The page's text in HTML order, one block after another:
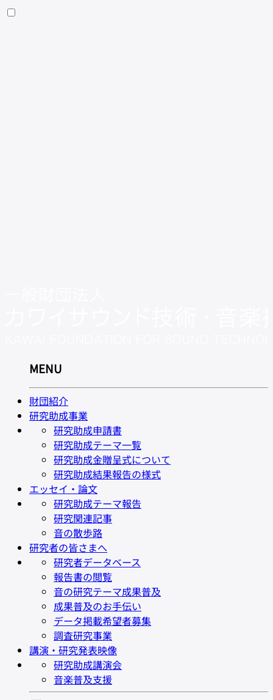
MENU
財団紹介
研究助成事業
研究助成申請書
研究助成テーマ一覧
研究助成金贈呈式について
研究助成結果報告の様式
エッセイ・論文
研究助成テーマ報告
研究関連記事
音の散歩路
研究者の皆さまへ
研究者データベース
報告書の閲覧
音の研究テーマ成果普及
成果普及のお手伝い
データ掲載希望者募集
調査研究事業
講演・研究発表映像
研究助成講演会
音楽普及支援